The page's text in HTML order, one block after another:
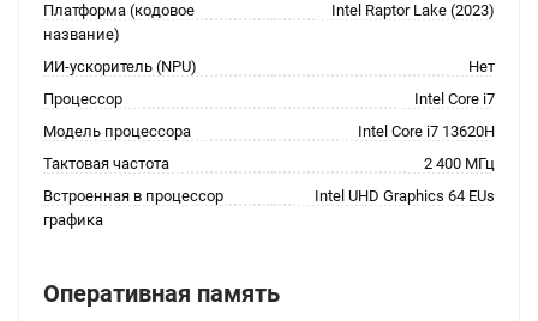
Платформа (кодовое
название)
Intel Raptor Lake (2023)
ИИ-ускоритель (NPU)
Нет
Процессор
Intel Core i7
Модель процессора
Intel Core i7 13620H
Тактовая частота
2 400 МГц
Встроенная в процессор
графика
Intel UHD Graphics 64 EUs
Оперативная память